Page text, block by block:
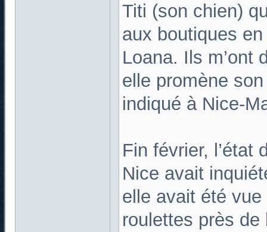
Titi (son chien)
aux boutiques
Loana. Ils m’ont
elle promène
indiqué à Nice-
Fin février, l’état
Nice avait
elle avait été
roulettes près